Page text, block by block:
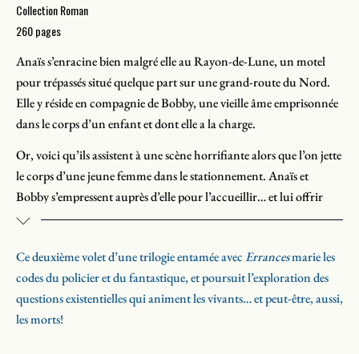
Collection Roman
260 pages
Anaïs s’enracine bien malgré elle au Rayon-de-Lune, un motel
pour trépassés situé quelque part sur une grand-route du Nord.
Elle y réside en compagnie de Bobby, une vieille âme emprisonnée
dans le corps d’un enfant et dont elle a la charge.
Or, voici qu’ils assistent à une scène horrifiante alors que l’on jette
le corps d’une jeune femme dans le stationnement. Anaïs et
Bobby s’empressent auprès d’elle pour l’accueillir… et lui offrir
une chambre.
Pendant ce temps, à Hollywood, June – leur grande complice –,
séduit les foules grâce à ses séances de voyance télédiffusées à la
grandeur de l’Amérique. Malgré son succès, peinant à composer
avec le rythme effréné imposé par le monde de la télévision, June
Ce deuxième volet d’une trilogie entamée avecErrancesmarie les
codes du policier et du fantastique, et poursuit l’exploration des
questions existentielles qui animent les vivants… et peut-être, aussi,
les morts!